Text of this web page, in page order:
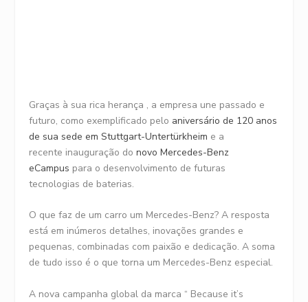
Graças à sua rica herança , a empresa une passado e
futuro, como exemplificado pelo aniversário de 120 anos
de sua sede em Stuttgart-Untertürkheim e a
recente inauguração donovo Mercedes-Benz
eCampus para o desenvolvimento de futuras
tecnologias de baterias.
O que faz de um carro um Mercedes-Benz? A resposta
está em inúmeros detalhes, inovações grandes e
pequenas, combinadas com paixão e dedicação. A soma
de tudo isso é o que torna um Mercedes-Benz especial.
A nova campanha global da marca “ Because it’s